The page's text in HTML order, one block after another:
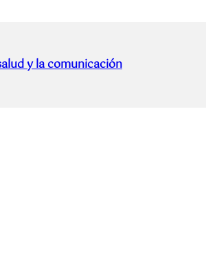
y la comunicación